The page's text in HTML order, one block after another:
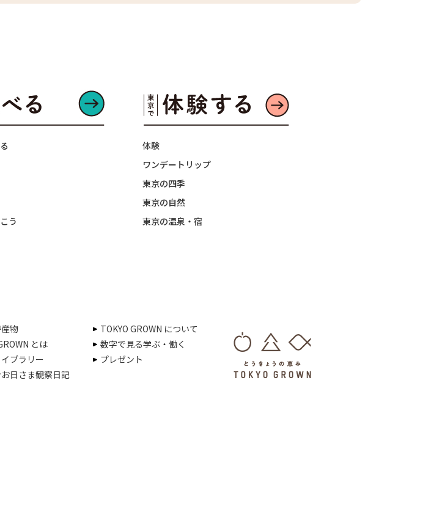
う
体験
ワンデートリップ
東京の四季
東京の自然
東京の温泉・宿
物
TOKYO GROWN について
とは
数字で見る学ぶ・働く
ブラリー
プレゼント
日さま観察日記